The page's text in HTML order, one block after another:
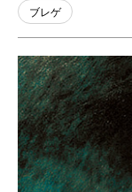
ブレゲ